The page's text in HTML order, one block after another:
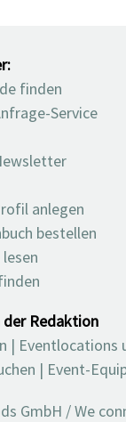
finden
Service
anlegen
bestellen
Redaktion
| Eventlocations
| Event-
GmbH / We